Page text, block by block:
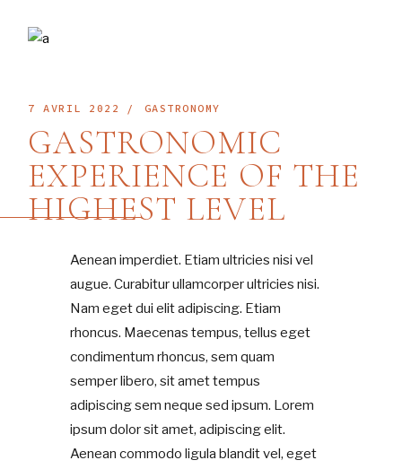
7 AVRIL 2022 GASTRONOMY
GASTRONOMIC
EXPERIENCE OF THE
HIGHEST LEVEL
Aenean imperdiet. Etiam ultricies nisi vel
augue. Curabitur ullamcorper ultricies nisi.
Nam eget dui elit adipiscing. Etiam
rhoncus. Maecenas tempus, tellus eget
condimentum rhoncus, sem quam
semper libero, sit amet tempus
adipiscing sem neque sed ipsum. Lorem
ipsum dolor sit amet, adipiscing elit.
Aenean commodo ligula blandit vel, eget